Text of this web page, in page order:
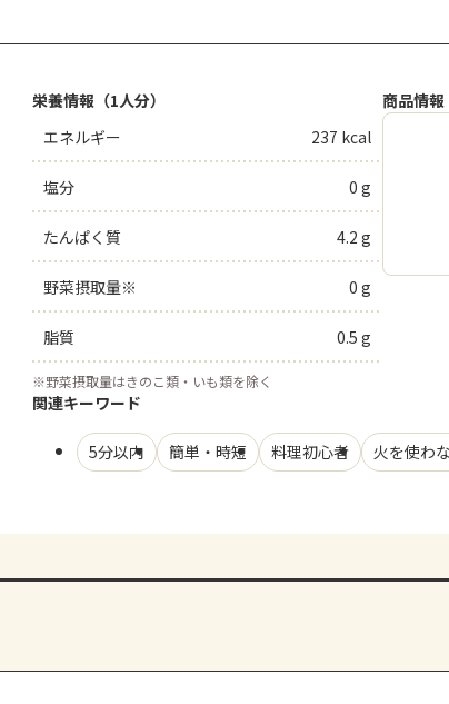
栄養情報（1人分）
エネルギー
237 kcal
塩分 0 g
たんぱく質 4.2 g
野菜摂取量※ 0 g
脂質 0.5 g
※野菜摂取量はきのこ類・いも類を除く
商品情報
関連キーワード
5分以内 簡単・時短 料理初心者 火を使わ